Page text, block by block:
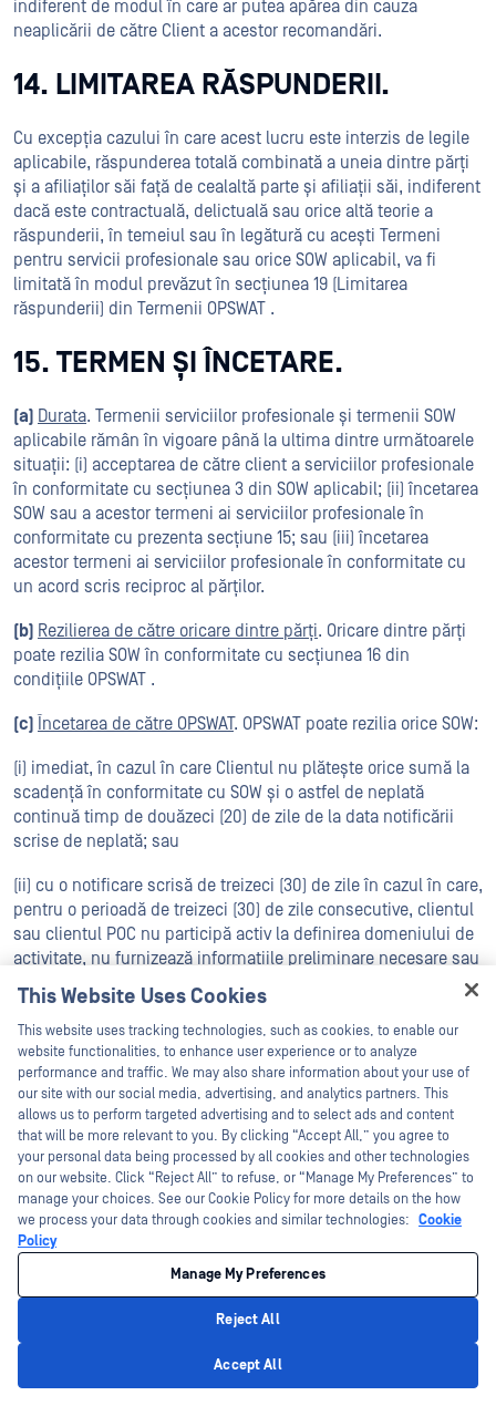
indiferent de modul în care ar putea apărea din cauza
neaplicării de către Client a acestor recomandări.
14. LIMITAREA RĂSPUNDERII.
Cu excepția cazului în care acest lucru este interzis de legile
aplicabile, răspunderea totală combinată a uneia dintre părți
și a afiliaților săi față de cealaltă parte și afiliații săi, indiferent
dacă este contractuală, delictuală sau orice altă teorie a
răspunderii, în temeiul sau în legătură cu acești Termeni
pentru servicii profesionale sau orice SOW aplicabil, va fi
limitată în modul prevăzut în secțiunea 19 (Limitarea
răspunderii) din Termenii OPSWAT .
15. TERMEN ȘI ÎNCETARE.
(a) Durata. Termenii serviciilor profesionale și termenii SOW
aplicabile rămân în vigoare până la ultima dintre următoarele
situații: (i) acceptarea de către client a serviciilor profesionale
în conformitate cu secțiunea 3 din SOW aplicabil; (ii) încetarea
SOW sau a acestor termeni ai serviciilor profesionale în
conformitate cu prezenta secțiune 15; sau (iii) încetarea
acestor termeni ai serviciilor profesionale în conformitate cu
un acord scris reciproc al părților.
(b) Rezilierea de către oricare dintre părți. Oricare dintre părți
poate rezilia SOW în conformitate cu secțiunea 16 din
condițiile OPSWAT .
(c) Încetarea de către OPSWAT. OPSWAT poate rezilia orice SOW:
(i) imediat, în cazul în care Clientul nu plătește orice sumă la
scadență în conformitate cu SOW și o astfel de neplată
continuă timp de douăzeci (20) de zile de la data notificării
scrise de neplată; sau
(ii) cu o notificare scrisă de treizeci (30) de zile în cazul în care,
pentru o perioadă de treizeci (30) de zile consecutive, clientul
sau clientul POC nu participă activ la definirea domeniului de
activitate, nu furnizează informațiile preliminare necesare sau
nu furnizează în alt mod OPSWAT toată cooperarea necesară
pentru a continua executarea serviciilor profesionale, în ciuda
încercărilor rezonabile ale OPSWAT de a contacta clientul sau
de a facilita în alt mod progresul.
(iii) în cazul în care OPSWAT consideră cu bună credință că
Clientul încalcă Termenii serviciilor profesionale sau Legile
aplicabile, iar această încălcare nu poate fi remediată în mod
rezonabil în termen de treizeci (30) de zile de la notificarea de
către OPSWAT.
16. DIVERSE.
(a)
prezentelor Condiții privind serviciile profesionale, cu excepția
cazului în care se prevede altfel în mod expres în prezentele
Condiții privind serviciile profesionale.
This Website Uses Cookies
This website uses tracking technologies, such as cookies, to enable our
website functionalities, to enhance user experience or to analyze
performance and traffic. We may also share information about your use of
our site with our social media, advertising, and analytics partners. This
allows us to perform targeted advertising and to select ads and content
that will be more relevant to you. By clicking “Accept All,” you agree to
your personal data being processed by all cookies and other technologies
on our website. Click “Reject All” to refuse, or “Manage My Preferences” to
manage your choices. See our Cookie Policy for more details on the how
we process your data through cookies and similar technologies: Cookie
Policy
Manage My Preferences
Reject All
Accept All
Hey there!
I'm Ozzy, your OPSWAT virtual assistant.
How can I help you secure what's critical
today?